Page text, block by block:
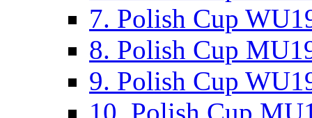
7. Polish Cup
8. Polish Cup
9. Polish Cup
10. Polish Cup